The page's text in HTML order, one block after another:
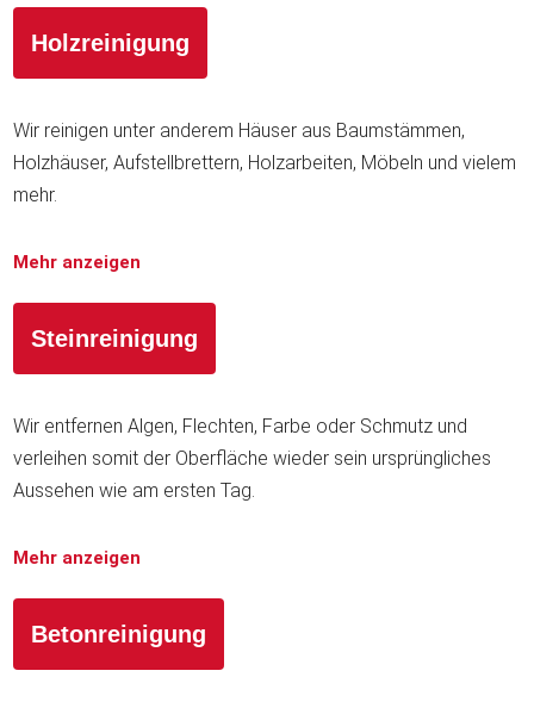
Holzreinigung
Wir reinigen unter anderem Häuser aus Baumstämmen,
Holzhäuser, Aufstellbrettern, Holzarbeiten, Möbeln und vielem
mehr.
Mehr anzeigen
Steinreinigung
Wir entfernen Algen, Flechten, Farbe oder Schmutz und
verleihen somit der Oberfläche wieder sein ursprüngliches
Aussehen wie am ersten Tag.
Mehr anzeigen
Betonreinigung